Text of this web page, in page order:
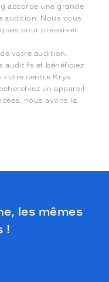
accorde une grande
audition. Nous vous
pour préserver
votre audition.
auditifs et bénéficiez
votre centre Krys
un appareil
nous avons la
les mêmes
!